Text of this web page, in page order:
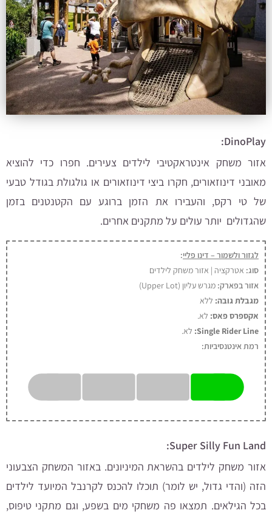
DinoPlay:
אזור משחק אינטראקטיבי לילדים צעירים. חפרו כדי להוציא
מאובני דינוזאורים, חקרו ביצי דינוזאורים או גולגולת בגודל טבעי
של טי רקס, והעבירו את הזמן ברוגע עם הקטנטנים בזמן
שהגדולים יותר עולים על מתקנים אחרים.
לגזור ולשמור – דינו פליי:
סוג: אטרקציה | אזור משחק לילדים
אזור בפארק: מגרש עליון (Upper Lot)
מגבלת גובה: ללא
אקספרס פאס: לא.
Single Rider Line: לא.
רמת אינטנסיביות:
Super Silly Fun Land:
אזור משחק לילדים בהשראת המיניונים. באזור המשחק הצבעוני
הזה (והדי גדול, יש לומר) תוכלו להכנס לקרנבל המיועד לילדים
בכל הגילאים. תמצאו פה משחקי מים בשפע, וגם מתקני טיפוס,